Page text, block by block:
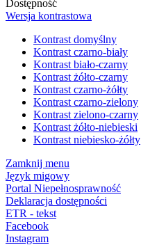
Dostępność
Wersja kontrastowa
Kontrast domyślny
Kontrast czarno-biały
Kontrast biało-czarny
Kontrast żółto-czarny
Kontrast czarno-żółty
Kontrast czarno-zielony
Kontrast zielono-czarny
Kontrast żółto-niebieski
Kontrast niebiesko-żółty
Zamknij menu
Język migowy
Portal Niepełnosprawność
Deklaracja dostępności
ETR - tekst
Facebook
Instagram